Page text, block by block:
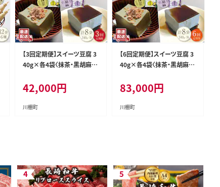
【3回定期便】スイーツ豆腐 3
40g×各4袋〈抹茶・黒胡麻〉
食品工業】[OAB024] / デザ
ート 豆腐スイーツ 豆腐デザ
ート 抹茶スイーツ まっちゃ
42,000円
川棚町
【6回定期便】スイーツ豆腐 3
40g×各4袋〈抹茶・黒胡麻〉
食品工業】[OAB025] / デザ
ート 豆腐スイーツ 豆腐デザ
ート 抹茶スイーツ まっちゃ
83,000円
川棚町